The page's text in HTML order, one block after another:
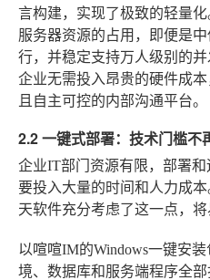
言构建，实现了极致的轻量
服务器资源的占用，即便是
行，并稳定支持万人级别的并
企业无需投入昂贵的硬件成
且自主可控的内部沟通平台。
2.2 一键式部署：技术门槛不
企业IT部门资源有限，部署
要投入大量的时间和人力成
天软件充分考虑了这一点，将
以喧喧IM的Windows一键安
境、数据库和服务端程序全